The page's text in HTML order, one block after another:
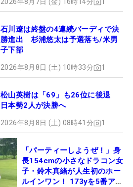
2026年8月7日 (金) 16時14分 1
石川遼は終盤の4連続バーディで決
勝進出 杉浦悠太は予選落ち/米男
子下部
2026年8月8日 (土) 10時33分 1
松山英樹は「69」も26位に後退
日本勢2人が決勝へ
2026年8月8日 (土) 08時41分 1
「パーティーしようぜ！」身
長154cmの小さなドラコン女
子・鈴木真緒が人生初のホー
ルインワン！ 173yを5番アイ